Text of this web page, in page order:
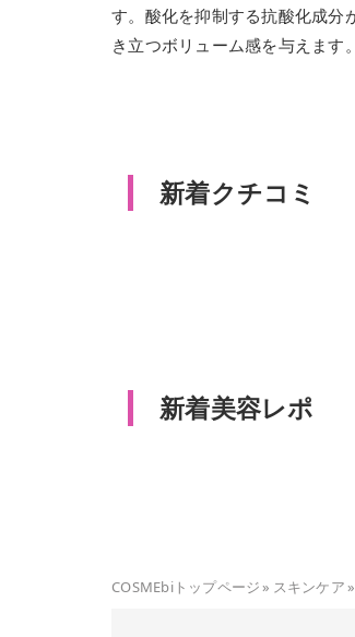
す。酸化を抑制する抗酸化成分
き立つボリューム感を与えます。
新着クチコミ
新着美容レポ
COSMEbiトップページ» スキンケア»